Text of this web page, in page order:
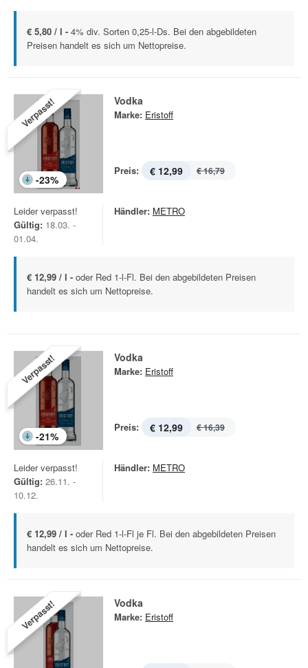
€ 5,80 / l - 4% div. Sorten 0,25-l-Ds. Bei den abgebildeten
Preisen handelt es sich um Nettopreise.
Verpasst!
-23%
Vodka
Marke: Eristoff
Preis: € 12,99 € 16,79
Leider verpasst!
Gültig: 18.03. -
01.04.
Händler: METRO
€ 12,99 / l - oder Red 1-l-Fl. Bei den abgebildeten Preisen
handelt es sich um Nettopreise.
Verpasst!
-21%
Vodka
Marke: Eristoff
Preis: € 12,99 € 16,39
Leider verpasst!
Gültig: 26.11. -
10.12.
Händler: METRO
€ 12,99 / l - oder Red 1-l-Fl je Fl. Bei den abgebildeten Preisen
handelt es sich um Nettopreise.
Verpasst! Vodka
Marke: Eristoff